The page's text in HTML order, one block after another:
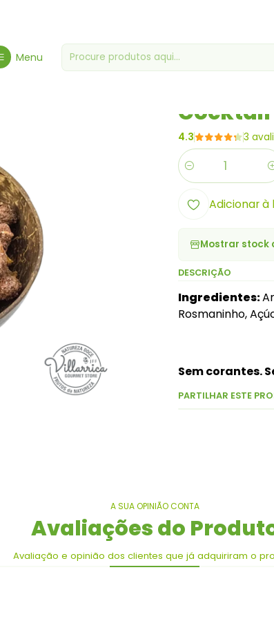
Menu
Cocktail
4.3 3
Quantidade
Adicionar à
Mostrar stock
DESCRIÇÃO
Ingredientes:
Rosmaninho,
Sem corantes.
PARTILHAR ESTE
A SUA OPINIÃO CONTA
Avaliações do
Avaliação e opinião dos clientes que já adquiriram o